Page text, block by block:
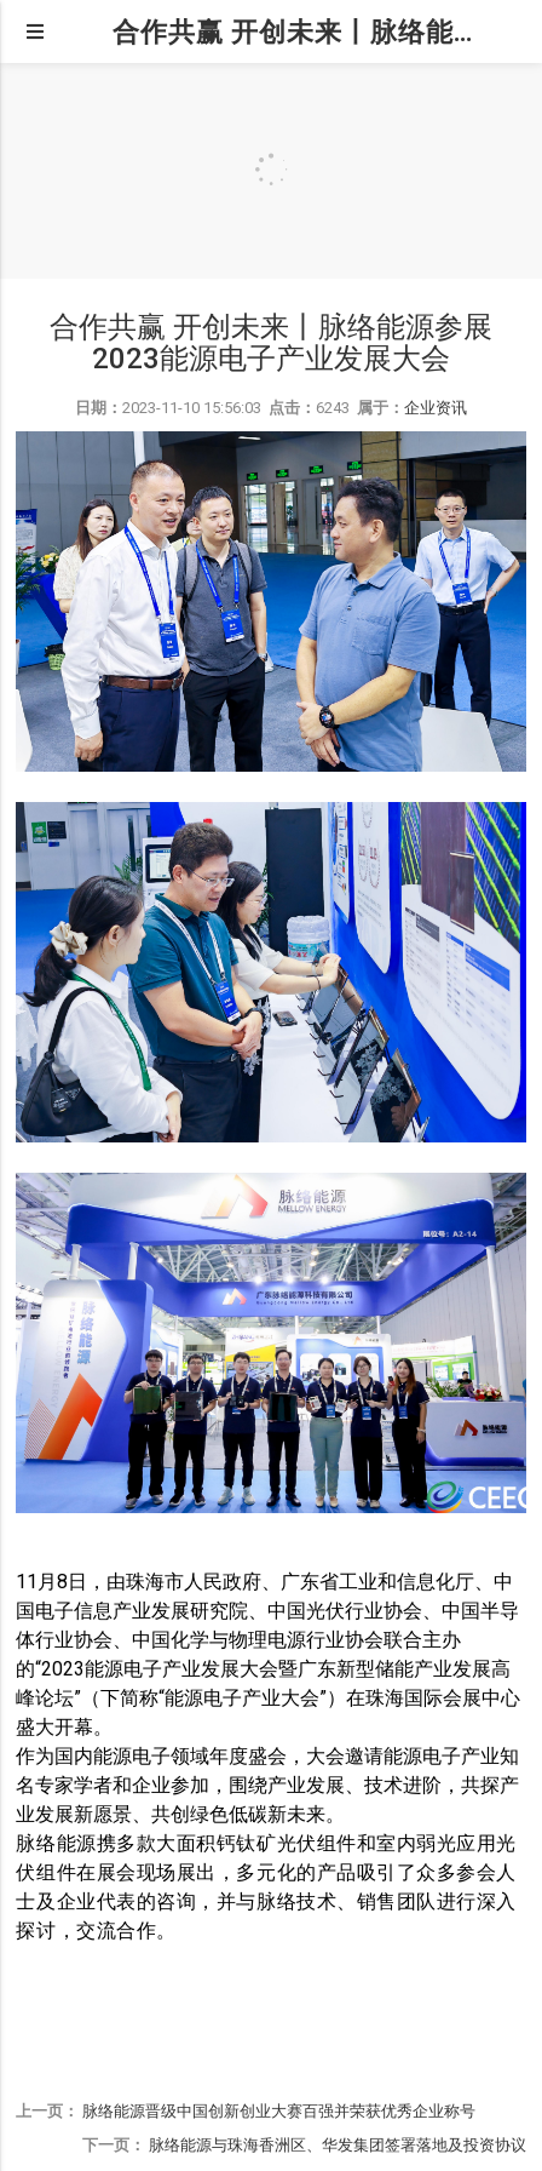
合作共赢 开创未来丨脉络能源参展2023能源电子产业发展大会
合作共赢 开创未来丨脉络能源参展
2023能源电子产业发展大会
日期： 2023-11-10 15:56:03 点击： 6243 属于： 企业资讯
11月8日，由珠海市人民政府、广东省工业和信息化厅、中
国电子信息产业发展研究院、中国光伏行业协会、中国半导
体行业协会、中国化学与物理电源行业协会联合主办
的“2023能源电子产业发展大会暨广东新型储能产业发展高
峰论坛”（下简称“能源电子产业大会”）在珠海国际会展中心
盛大开幕。
作为国内能源电子领域年度盛会，大会邀请能源电子产业知
名专家学者和企业参加，围绕产业发展、技术进阶，共探产
业发展新愿景、共创绿色低碳新未来。
脉络能源携多款大面积钙钛矿光伏组件和室内弱光应用光
伏组件在展会现场展出，多元化的产品吸引了众多参会人
士及企业代表的咨询，并与脉络技术、销售团队进行深入
探讨，交流合作。
上一页： 脉络能源晋级中国创新创业大赛百强并荣获优秀企业称号
下一页： 脉络能源与珠海香洲区、华发集团签署落地及投资协议